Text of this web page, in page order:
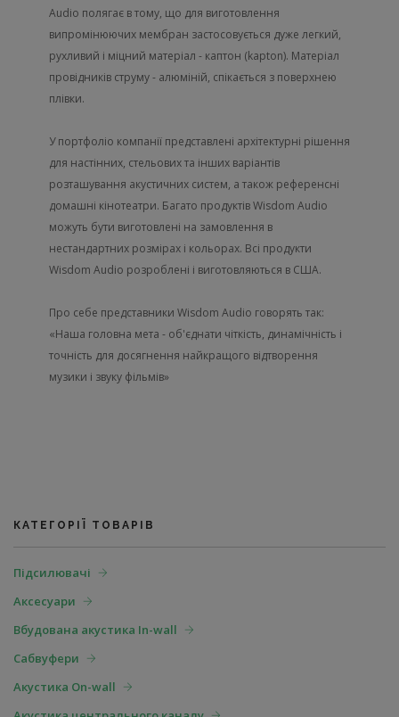
Audio полягає в тому, що для виготовлення
випромінюючих мембран застосовується дуже легкий,
рухливий і міцний матеріал - каптон (kapton). Матеріал
провідників струму - алюміній, спікається з поверхнею
плівки.
У портфоліо компанії представлені архітектурні рішення
для настінних, стельових та інших варіантів
розташування акустичних систем, а також референсні
домашні кінотеатри. Багато продуктів Wisdom Audio
можуть бути виготовлені на замовлення в
нестандартних розмірах і кольорах. Всі продукти
Wisdom Audio розроблені і виготовляються в США.
Про себе представники Wisdom Audio говорять так:
«Наша головна мета - об'єднати чіткість, динамічність і
точність для досягнення найкращого відтворення
музики і звуку фільмів»
КАТЕГОРІЇ ТОВАРІВ
Підсилювачі
Аксесуари
Вбудована акустика In-wall
Сабвуфери
Акустика On-wall